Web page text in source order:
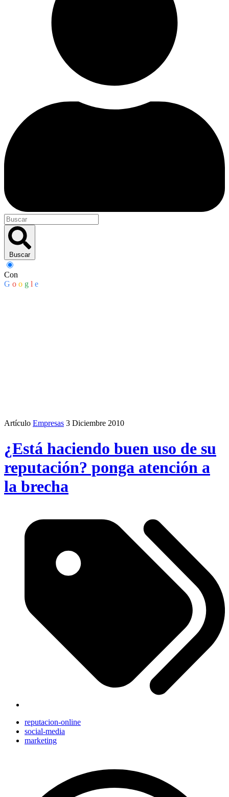
Buscar
Con
G o o g l e
Artículo Empresas 3 Diciembre 2010
¿Está haciendo buen uso de su
reputación? ponga atención a
la brecha
reputacion-online
social-media
marketing